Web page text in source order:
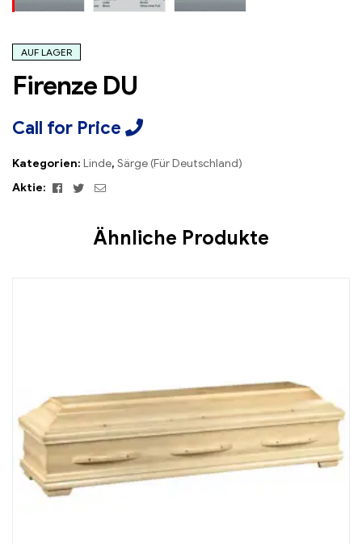
AUF LAGER
Firenze DU
Call for Price
Kategorien: Linde, Särge (Für Deutschland)
Aktie:
Facebook
TwitterEmail
Ähnliche Produkte